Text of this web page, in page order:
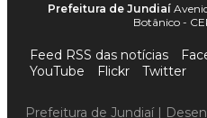
Prefeitura de Jundiaí
Botânico -
Feed RSS das notícias
YouTube
Flickr Twitter
Prefeitura de Jundiaí |